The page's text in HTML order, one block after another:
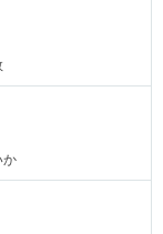
か